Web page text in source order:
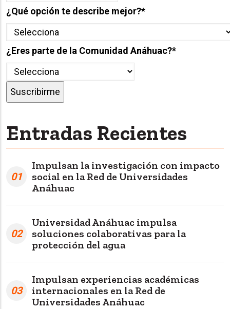
¿Qué opción te describe mejor?*
¿Eres parte de la Comunidad Anáhuac?*
Entradas Recientes
01
Impulsan la investigación con impacto
social en la Red de Universidades
Anáhuac
02
Universidad Anáhuac impulsa
soluciones colaborativas para la
protección del agua
03
Impulsan experiencias académicas
internacionales en la Red de
Universidades Anáhuac